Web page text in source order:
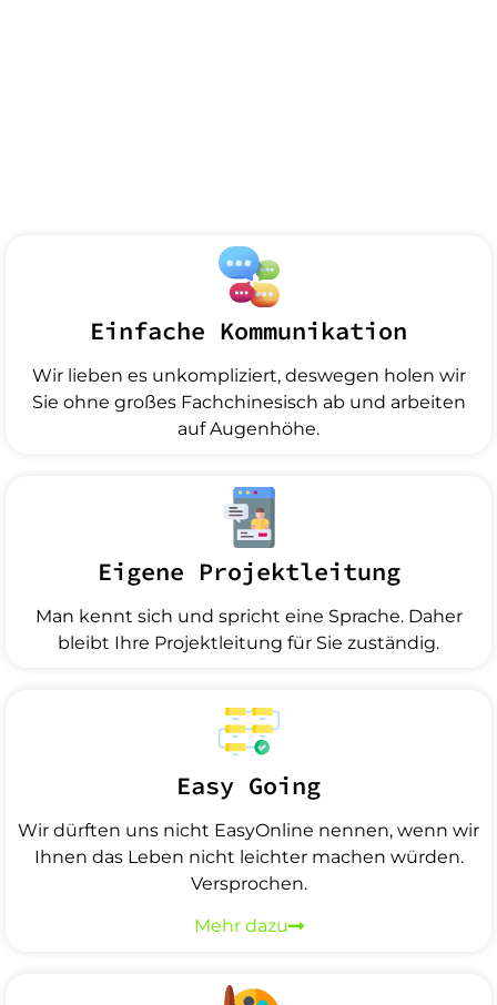
Einfache Kommunikation
Wir lieben es unkompliziert, deswegen holen wir
Sie ohne großes Fachchinesisch ab und arbeiten
auf Augenhöhe.
Eigene Projektleitung
Man kennt sich und spricht eine Sprache. Daher
bleibt Ihre Projektleitung für Sie zuständig.
Easy Going
Wir dürften uns nicht EasyOnline nennen, wenn wir
Ihnen das Leben nicht leichter machen würden.
Versprochen.
Mehr dazu